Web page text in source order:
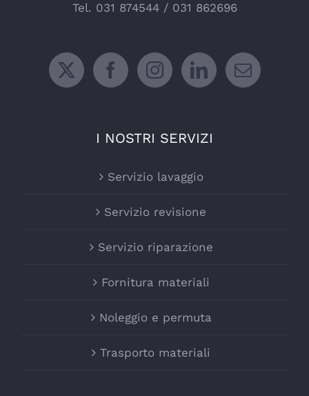
Tel. 031 874544/ 031 862696
I NOSTRI SERVIZI
Servizio lavaggio
Servizio revisione
Servizio riparazione
Fornitura materiali
Noleggio e permuta
Trasporto materiali